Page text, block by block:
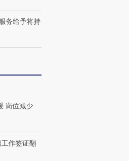
务给予将持
岗位减少
作签证翻